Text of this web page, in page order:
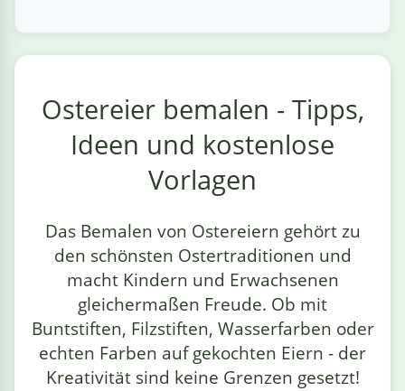
Ostereier bemalen - Tipps,
Ideen und kostenlose
Vorlagen
Das Bemalen von Ostereiern gehört zu
den schönsten Ostertraditionen und
macht Kindern und Erwachsenen
gleichermaßen Freude. Ob mit
Buntstiften, Filzstiften, Wasserfarben oder
echten Farben auf gekochten Eiern - der
Kreativität sind keine Grenzen gesetzt!